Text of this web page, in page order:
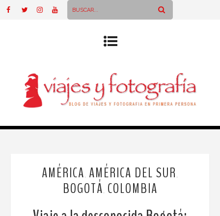
AMÉRICA AMÉRICA DEL SUR
BOGOTÁ COLOMBIA